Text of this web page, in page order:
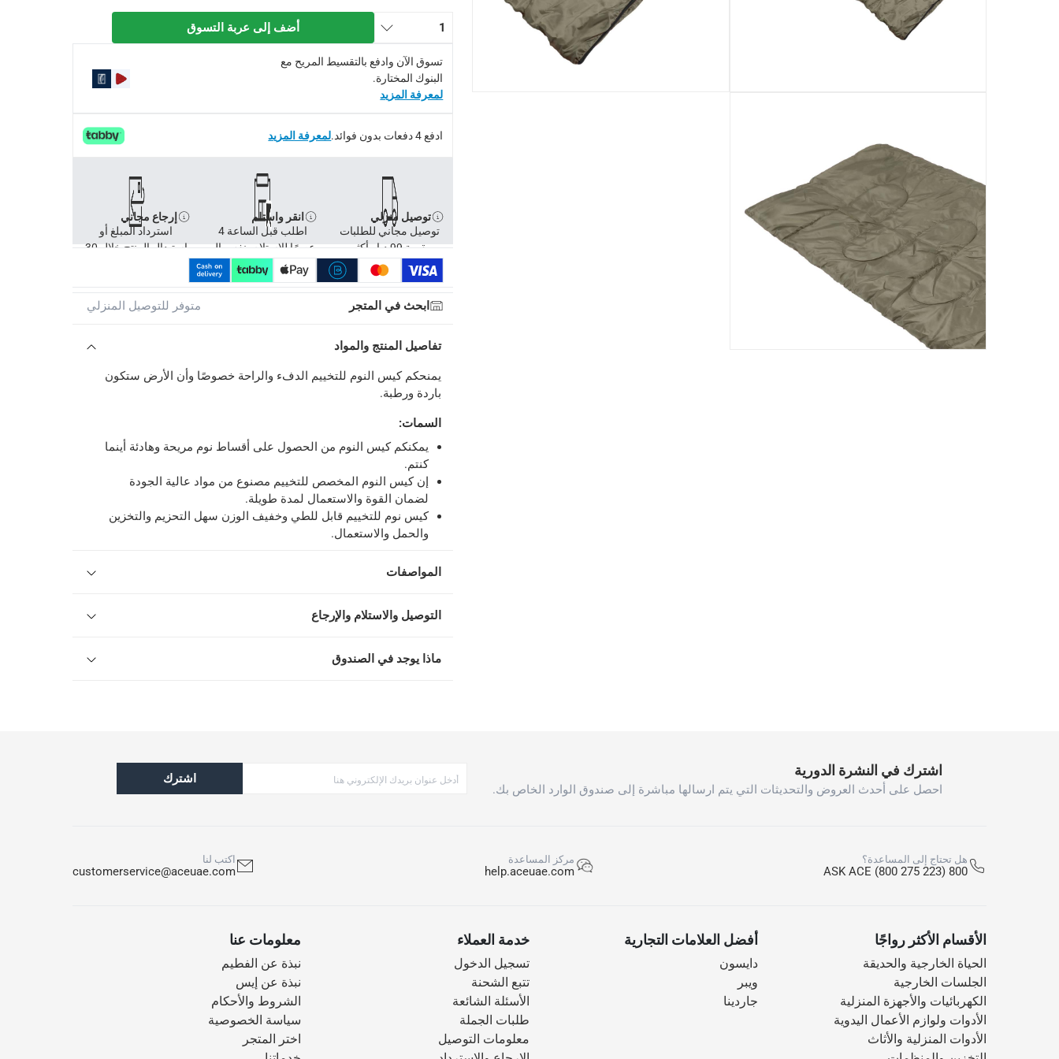
رقم قطعة الشركة المصنعة (Mpn)
BCMS031-GR
BCMS031-GR
Delivery & Returns
delivery method
التوصيل المُتَتَبَّع: خلال 1 إلى 5 أيام عمل
delivery times
طلبات الطرود: توصيل خلال 1 إلى 3 أيام عمل
توصيل المنتجات الكبيرة أو التي تحتاج تركيب: خلال 2 إلى 4 أيام عمل
1 أضف إلى عربة التسوق
تسوق الآن وادفع بالتقسيط المريح مع
البنوك المختارة.
لمعرفة المزيد
ادفع 4 دفعات بدون فوائد. لمعرفة المزيد
توصيل منزلي
توصيل مجاني للطلبات
بقيمة 99 د.إ وأكثر
انقر واستلم
اطلب قبل الساعة 4
عصرًا للاستلام بنفس ال
إرجاع مجاني
استرداد المبلغ أو
استبدال المنتج خلال 30
ابحث في المتجر متوفر للتوصيل المنزلي
تفاصيل المنتج والمواد
يمنحكم كيس النوم للتخييم الدفء والراحة خصوصًا وأن الأرض ستكون
باردة ورطبة.
السمات:
يمكنكم كيس النوم من الحصول على أقساط نوم مريحة وهادئة أينما
كنتم.
إن كيس النوم المخصص للتخييم مصنوع من مواد عالية الجودة
لضمان القوة والاستعمال لمدة طويلة.
كيس نوم للتخييم قابل للطي وخفيف الوزن سهل التحزيم والتخزين
والحمل والاستعمال.
المواصفات
التوصيل والاستلام والإرجاع
ماذا يوجد في الصندوق
اشترك في النشرة الدورية
احصل على أحدث العروض والتحديثات التي يتم ارسالها مباشرة إلى صندوق الوارد الخاص بك.
اشترك
هل تحتاج إلى المساعدة؟
800 ASK ACE (800 275 223)
مركز المساعدة
help.aceuae.com
اكتب لنا
customerservice@aceuae.com
الأقسام الأكثر رواجًا
الحياة الخارجية والحديقة
الجلسات الخارجية
الكهربائيات والأجهزة المنزلية
الأدوات ولوازم الأعمال اليدوية
الأدوات المنزلية والأثاث
أفضل العلامات التجارية
دايسون
ويبر
جاردينا
خدمة العملاء
تسجيل الدخول
تتبع الشحنة
الأسئلة الشائعة
طلبات الجملة
معلومات التوصيل
معلومات عنا
نبذة عن الفطيم
نبذة عن إيس
الشروط والأحكام
سياسة الخصوصية
اختر المتجر